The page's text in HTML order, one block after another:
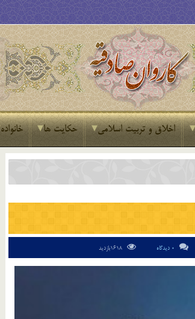
اخلاق و تربیت اسلامی حکایت ها خانواده
0 دیدگاه